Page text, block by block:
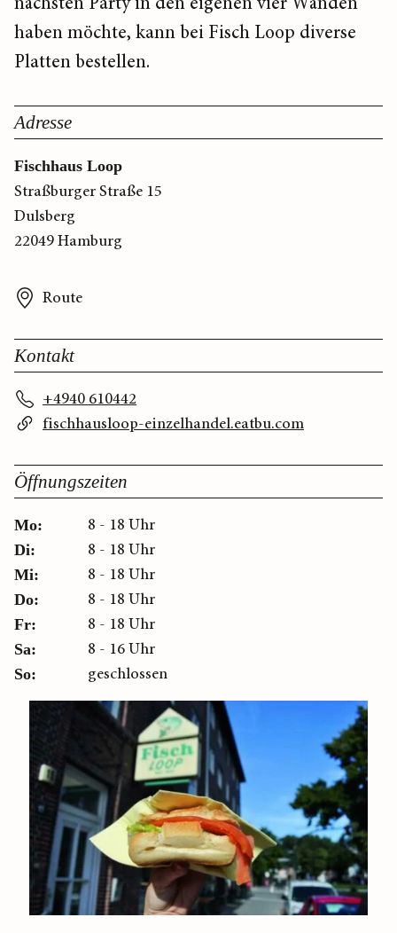
haben möchte, kann bei Fisch Loop diverse
Platten bestellen.
Adresse
Fischhaus Loop
Straßburger Straße 15
Dulsberg
22049 Hamburg
Route
Kontakt
+4940 610442
fischhausloop-einzelhandel.eatbu.com
Öffnungszeiten
Mo: 8 - 18 Uhr
Di: 8 - 18 Uhr
Mi: 8 - 18 Uhr
Do: 8 - 18 Uhr
Fr: 8 - 18 Uhr
Sa: 8 - 16 Uhr
So: geschlossen